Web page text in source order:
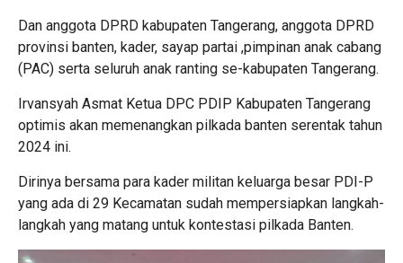
Dan anggota DPRD kabupaten Tangerang, anggota DPRD
provinsi banten, kader, sayap partai ,pimpinan anak cabang
(PAC) serta seluruh anak ranting se-kabupaten Tangerang.
Irvansyah Asmat Ketua DPC PDIP Kabupaten Tangerang
optimis akan memenangkan pilkada banten serentak tahun
2024 ini.
Dirinya bersama para kader militan keluarga besar PDI-P
yang ada di 29 Kecamatan sudah mempersiapkan langkah-
langkah yang matang untuk kontestasi pilkada Banten.